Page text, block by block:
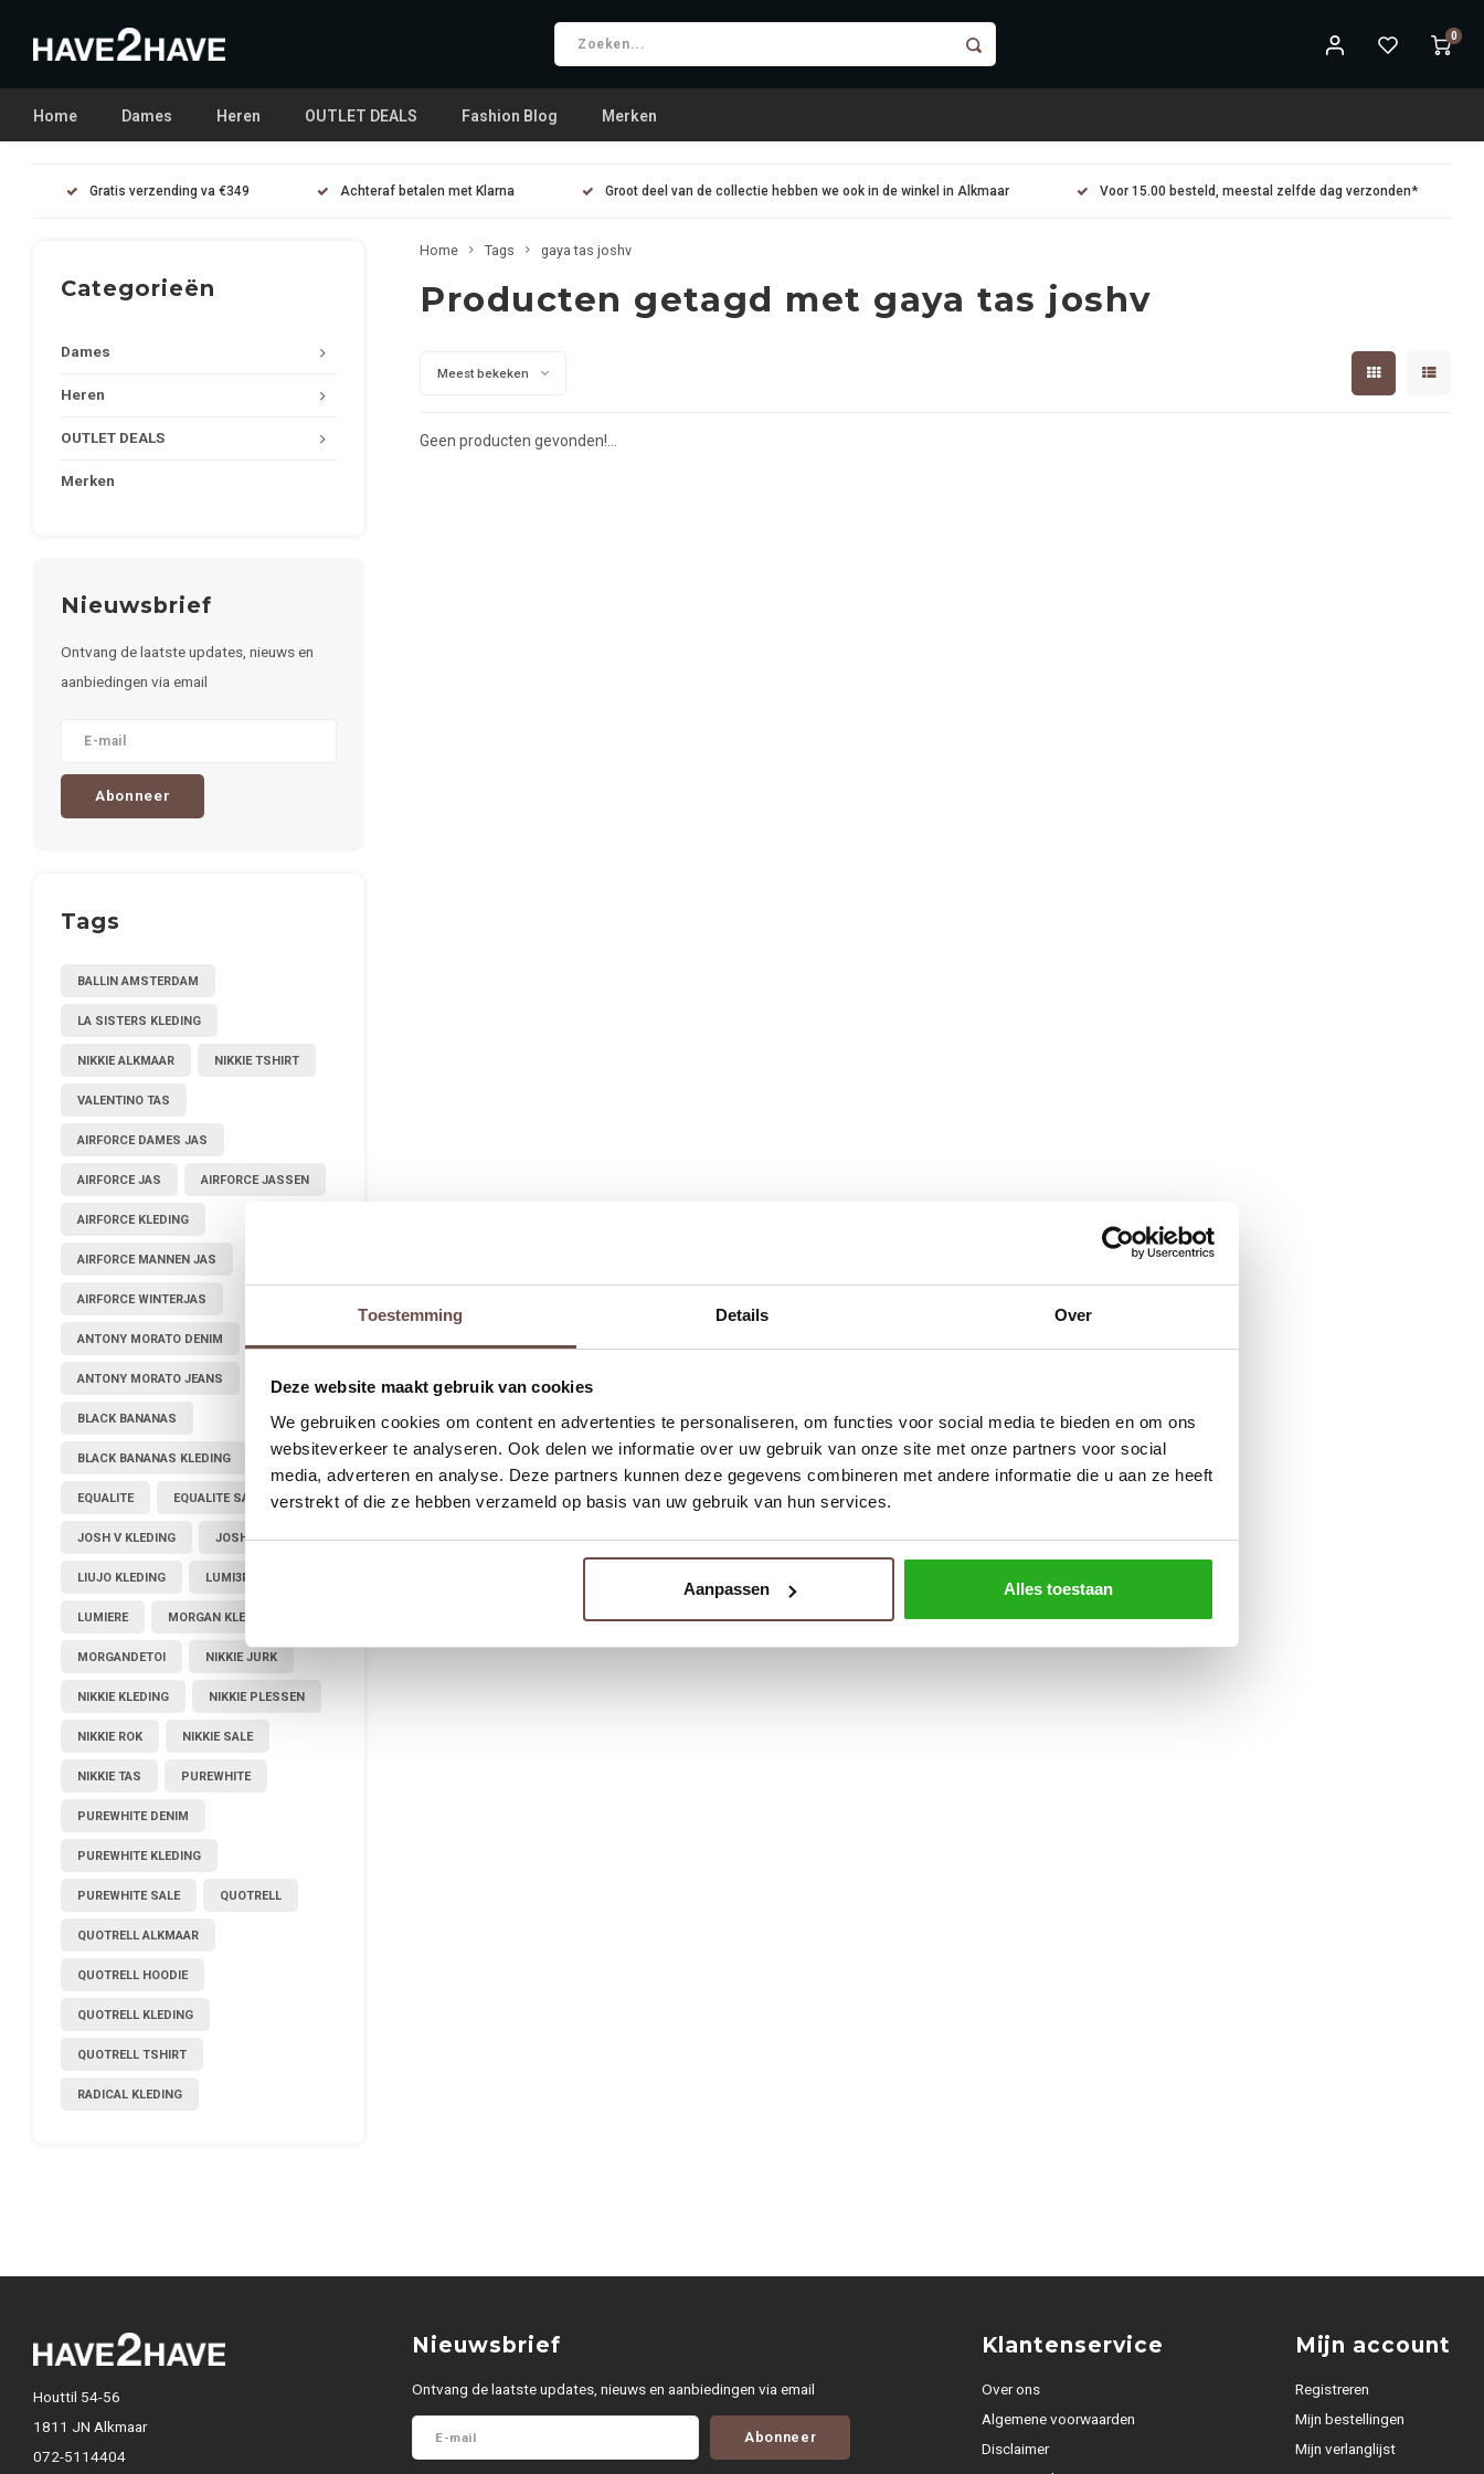
Toestemming Details Over
Deze website maakt gebruik van cookies
We gebruiken cookies om content en advertenties te personaliseren, om functies voor social media te bieden en om ons
websiteverkeer te analyseren. Ook delen we informatie over uw gebruik van onze site met onze partners voor social
media, adverteren en analyse. Deze partners kunnen deze gegevens combineren met andere informatie die u aan ze heeft
verstrekt of die ze hebben verzameld op basis van uw gebruik van hun services.
Aanpassen Alles toestaan
0
Home Dames Heren OUTLET DEALS Fashion Blog Merken
Gratis verzending va €349 Achteraf betalen met Klarna Groot deel van de collectie hebben we ook in de winkel in Alkmaar Voor 15.00 besteld, meestal zelfde dag verzonden*
Categorieën
Dames
Heren
OUTLET DEALS
Merken
Nieuwsbrief
Ontvang de laatste updates, nieuws en
aanbiedingen via email
Abonneer
Tags
BALLIN AMSTERDAM
LA SISTERS KLEDING
NIKKIE ALKMAAR NIKKIE TSHIRT
VALENTINO TAS
AIRFORCE DAMES JAS
AIRFORCE JAS AIRFORCE JASSEN
AIRFORCE KLEDING
AIRFORCE MANNEN JAS
AIRFORCE WINTERJAS
ANTONY MORATO DENIM
ANTONY MORATO JEANS
BLACK BANANAS
BLACK BANANAS KLEDING
EQUALITE EQUALITE SALE
JOSH V KLEDING JOSHV KLEDING
LIUJO KLEDING LUMI3RE
LUMIERE MORGAN KLEDING
MORGANDETOI NIKKIE JURK
NIKKIE KLEDING NIKKIE PLESSEN
NIKKIE ROK NIKKIE SALE
NIKKIE TAS PUREWHITE
PUREWHITE DENIM
PUREWHITE KLEDING
PUREWHITE SALE QUOTRELL
QUOTRELL ALKMAAR
QUOTRELL HOODIE
QUOTRELL KLEDING
QUOTRELL TSHIRT
RADICAL KLEDING
Home Tags gaya tas joshv
Producten getagd met gaya tas joshv
Meest bekeken
Geen producten gevonden!...
Houttil 54-56
1811 JN Alkmaar
072-5114404
Nieuwsbrief
Ontvang de laatste updates, nieuws en aanbiedingen via email
Abonneer
Klantenservice
Over ons
Algemene voorwaarden
Disclaimer
Mijn account
Registreren
Mijn bestellingen
Mijn verlanglijst